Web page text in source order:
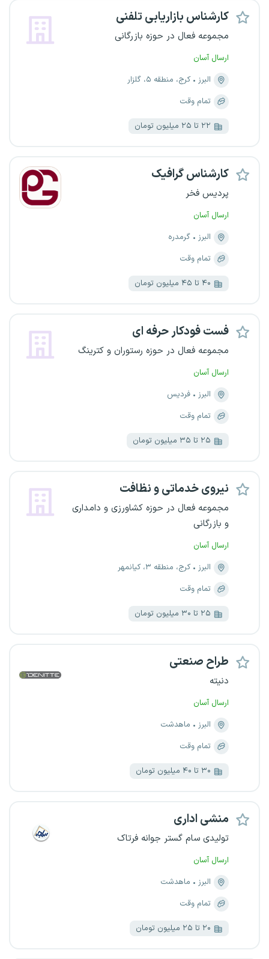
کارشناس بازاریابی تلفنی
مجموعه فعال در حوزه بازرگانی
ارسال آسان
البرز
کرج، منطقه ۵، گلزار
تمام وقت
۲۲ تا ۲۵ میلیون تومان
کارشناس گرافیک
پردیس فخر
ارسال آسان
البرز
گرمدره
تمام وقت
۴۰ تا ۴۵ میلیون تومان
فست فودکار حرفه ای
مجموعه فعال در حوزه رستوران و کترینگ
ارسال آسان
البرز
فردیس
تمام وقت
۲۵ تا ۳۵ میلیون تومان
نیروی خدماتی و نظافت
مجموعه فعال در حوزه کشاورزی و دامداری
و بازرگانی
ارسال آسان
البرز
کرج، منطقه ۳، کیانمهر
تمام وقت
۲۵ تا ۳۰ میلیون تومان
طراح صنعتی
دنیته
ارسال آسان
البرز
ماهدشت
تمام وقت
۳۰ تا ۴۰ میلیون تومان
منشی اداری
تولیدی سام گستر جوانه فرتاک
ارسال آسان
البرز
ماهدشت
تمام وقت
۲۰ تا ۲۵ میلیون تومان